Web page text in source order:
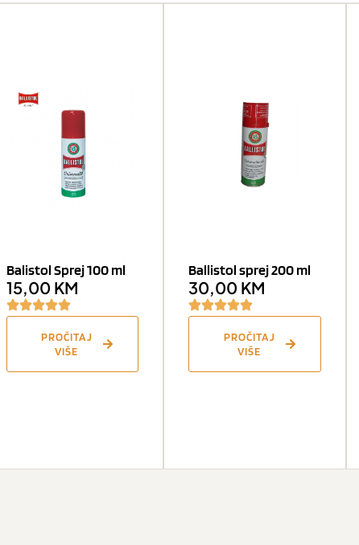
Balistol Sprej 100 ml
15,00 KM
PROČITAJ
VIŠE
Ballistol sprej 200 ml
30,00 KM
PROČITAJ
VIŠE